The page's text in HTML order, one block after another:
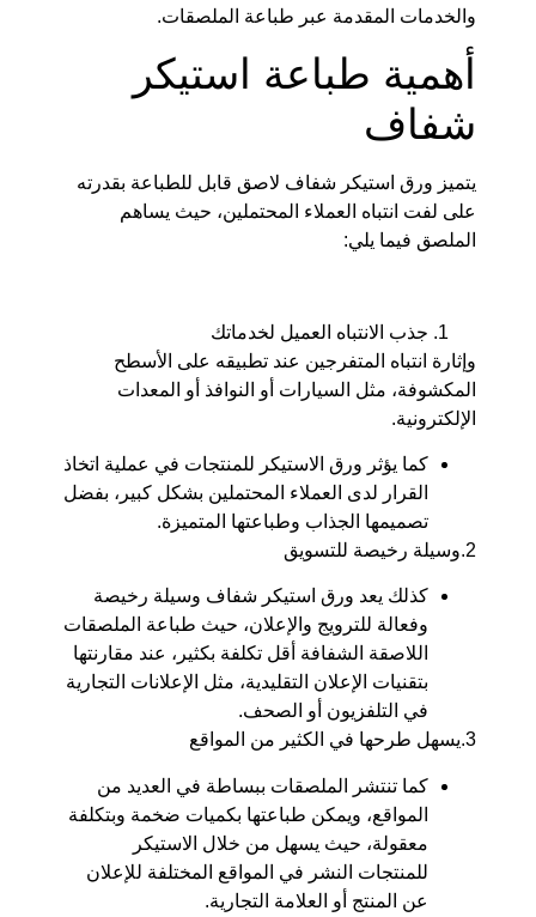
والخدمات المقدمة عبر طباعة الملصقات.
أهمية طباعة استيكر
شفاف
يتميز ورق استيكر شفاف لاصق قابل للطباعة بقدرته
على لفت انتباه العملاء المحتملين، حيث يساهم
الملصق فيما يلي:
جذب الانتباه العميل لخدماتك
وإثارة انتباه المتفرجين عند تطبيقه على الأسطح
المكشوفة، مثل السيارات أو النوافذ أو المعدات
الإلكترونية.
كما يؤثر ورق الاستيكر للمنتجات في عملية اتخاذ
القرار لدى العملاء المحتملين بشكل كبير، بفضل
تصميمها الجذاب وطباعتها المتميزة.
2.وسيلة رخيصة للتسويق
كذلك يعد ورق استيكر شفاف وسيلة رخيصة
وفعالة للترويج والإعلان، حيث طباعة الملصقات
اللاصقة الشفافة أقل تكلفة بكثير، عند مقارنتها
بتقنيات الإعلان التقليدية، مثل الإعلانات التجارية
في التلفزيون أو الصحف.
3.يسهل طرحها في الكثير من المواقع
كما تنتشر الملصقات ببساطة في العديد من
المواقع، ويمكن طباعتها بكميات ضخمة وبتكلفة
معقولة، حيث يسهل من خلال الاستيكر
للمنتجات النشر في المواقع المختلفة للإعلان
عن المنتج أو العلامة التجارية.